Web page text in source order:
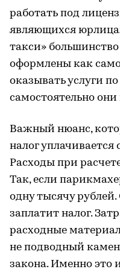
работать под
являющихся
такси»
оформлены как
оказывать услуги
самостоятельно они
Важный нюанс,
налог
Расходы при
Так, если
одну тысячу
заплатит налог.
расходные
не подводный
закона. Именно это